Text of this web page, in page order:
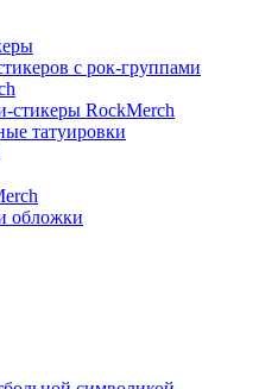
с рок-группами
стикеры RockMerch
татуировки
обложки